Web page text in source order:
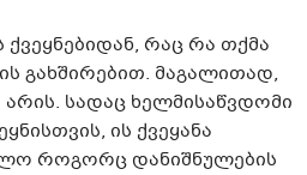
რაც რა თქმა
გახშირებით. მაგალითად,
სადაც ხელმისაწვდომი
ის ქვეყანა
როგორც დანიშნულების